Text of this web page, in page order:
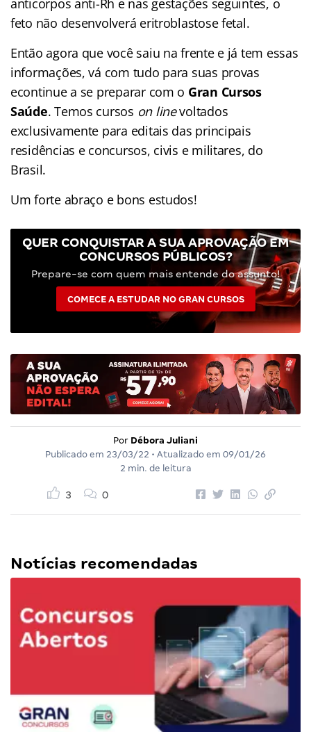
anticorpos anti-Rh e nas gestações seguintes, o
feto não desenvolverá eritroblastose fetal.
Então agora que você saiu na frente e já tem essas
informações, vá com tudo para suas provas
econtinue a se preparar com o Gran Cursos
Saúde. Temos cursos on linevoltados
exclusivamente para editais das principais
residências e concursos, civis e militares, do
Brasil.
Um forte abraço e bons estudos!
QUER CONQUISTAR A SUA APROVAÇÃO EM
CONCURSOS PÚBLICOS?
Prepare-se com quem mais entende do assunto!
COMECE A ESTUDAR NO GRAN CURSOS
Por Débora Juliani
Publicado em 23/03/22 • Atualizado em 09/01/26
2 min. de leitura
3 0
Notícias recomendadas